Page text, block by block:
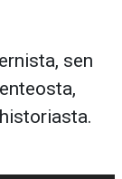
sen